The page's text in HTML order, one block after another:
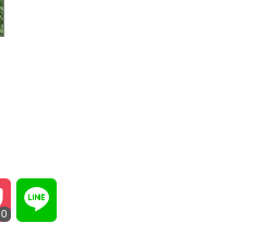
0